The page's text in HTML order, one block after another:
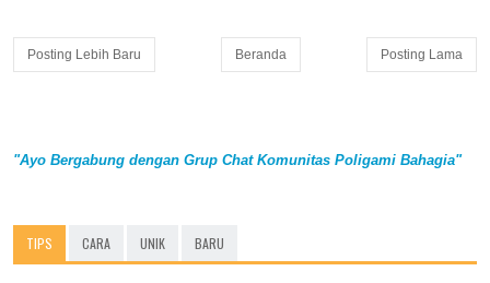
Posting Lebih Baru Posting Lama
Beranda
"Ayo Bergabung dengan Grup Chat Komunitas Poligami Bahagia"
TIPS CARA UNIK BARU